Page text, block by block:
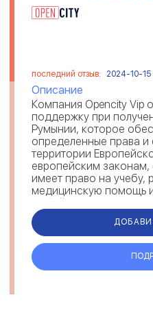
последний отзыв: 2024-10-15
Описание
Компания Opencity Vip
поддержку при
Румынии, которое
определенные права
территории
европейским законам,
имеет право на учебу,
медицинскую помощь
любой стране